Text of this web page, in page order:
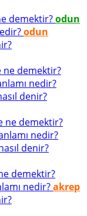
demektir?odun
odun
ne demektir?
nedir?
denir?
ne demektir?
nedir?
denir?
demektir?
nedir?akrep